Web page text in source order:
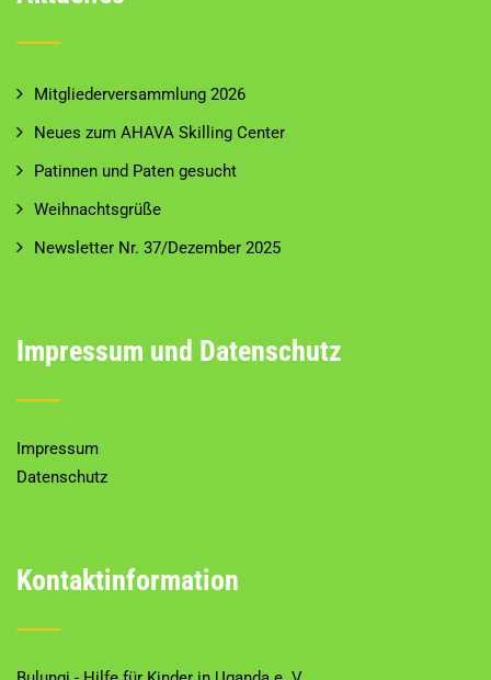
Mitgliederversammlung 2026
Neues zum AHAVA Skilling Center
Patinnen und Paten gesucht
Weihnachtsgrüße
Newsletter Nr. 37/Dezember 2025
Impressum und Datenschutz
Impressum
Datenschutz
Kontaktinformation